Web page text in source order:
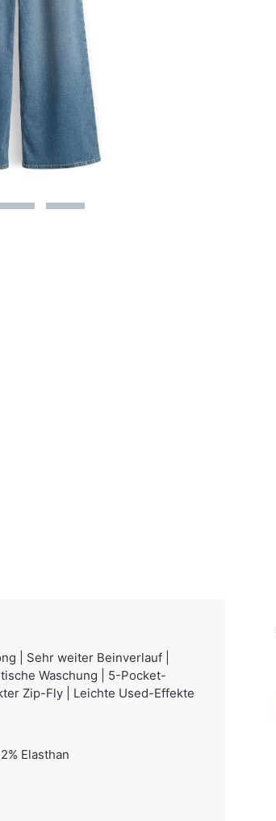
| Sehr weiter Beinverlauf |
Waschung | 5-Pocket-
Zip-Fly | Leichte Used-Effekte
Elasthan